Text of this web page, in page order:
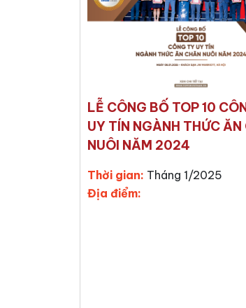
LỄ CÔNG BỐ TOP 10
UY TÍN NGÀNH THỨC ĂN
NUÔI NĂM 2024
Thời gian: Tháng 1/2025
Địa điểm: